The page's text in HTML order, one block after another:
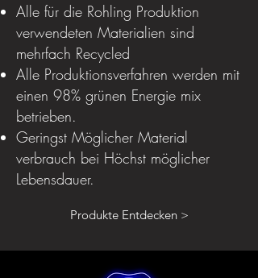
Alle für die Rohling Produktion
verwendeten Materialien sind
mehrfach Recycled
Alle Produktionsverfahren werden mit
einen 98% grünen Energie mix
betrieben.
Geringst Möglicher Material
verbrauch bei Höchst möglicher
Lebensdauer.
Produkte Entdecken >